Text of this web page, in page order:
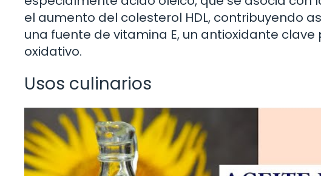
el aumento del colesterol HDL, contribuyendo
una fuente de vitamina E, un antioxidante
oxidativo.
Usos culinarios